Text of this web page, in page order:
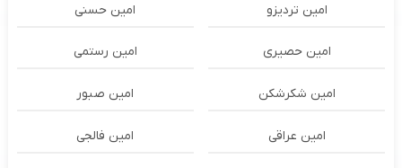
امین تردیزو امین حسنی
امین حصیری امین رستمی
امین شکرشکن امین صبور
امین عراقی امین فالجی